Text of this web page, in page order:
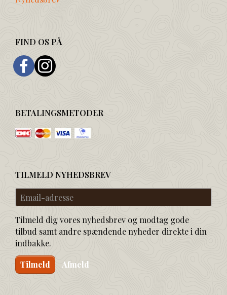
FIND OS PÅ
BETALINGSMETODER
TILMELD NYHEDSBREV
Email-
adresse
Tilmeld dig vores nyhedsbrev og modtag gode
tilbud samt andre spændende nyheder direkte i din
indbakke.
Tilmeld Afmeld